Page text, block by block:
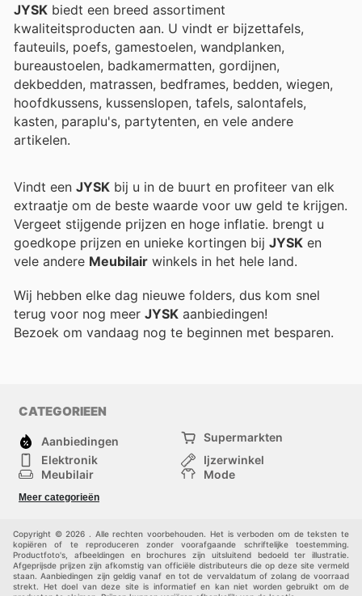
JYSK biedt een breed assortiment
kwaliteitsproducten aan. U vindt er bijzettafels,
fauteuils, poefs, gamestoelen, wandplanken,
bureaustoelen, badkamermatten, gordijnen,
dekbedden, matrassen, bedframes, bedden, wiegen,
hoofdkussens, kussenslopen, tafels, salontafels,
kasten, paraplu's, partytenten, en vele andere
artikelen.
Vindt een JYSK bij u in de buurt en profiteer van elk
extraatje om de beste waarde voor uw geld te krijgen.
Vergeet stijgende prijzen en hoge inflatie. brengt u
goedkope prijzen en unieke kortingen bij JYSK en
vele andere Meubilair winkels in het hele land.
Wij hebben elke dag nieuwe folders, dus kom snel
terug voor nog meer JYSK aanbiedingen!
Bezoek om vandaag nog te beginnen met besparen.
CATEGORIEEN
Aanbiedingen
Supermarkten
Elektronik
Ijzerwinkel
Meubilair
Mode
Schoonheid
Meer categorieën
Copyright © 2026 . Alle rechten voorbehouden. Het is verboden om de teksten te
kopiëren of te reproduceren zonder voorafgaande schriftelijke toestemming.
Productfoto's, afbeeldingen en brochures zijn uitsluitend bedoeld ter illustratie.
Afgeprijsde prijzen zijn afkomstig van officiële distributeurs die op deze site vermeld
staan. Aanbiedingen zijn geldig vanaf en tot de vervaldatum of zolang de voorraad
strekt. Het doel van deze site is informatief en kan niet worden gebruikt om de